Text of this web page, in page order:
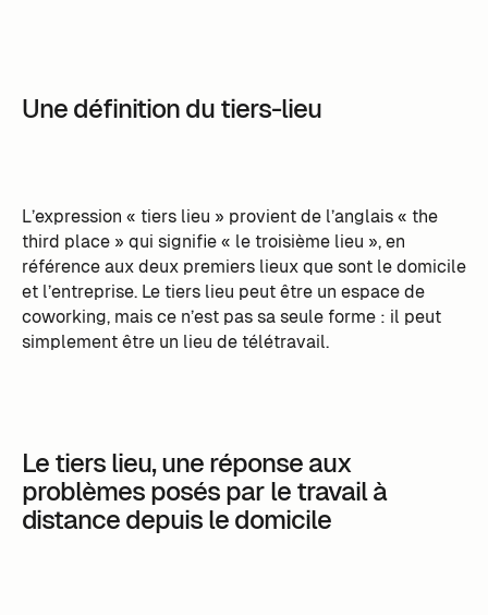
Une définition du tiers-lieu
L’expression « tiers lieu » provient de l’anglais « the
third place » qui signifie « le troisième lieu », en
référence aux deux premiers lieux que sont le domicile
et l’entreprise. Le tiers lieu peut être un espace de
coworking, mais ce n’est pas sa seule forme : il peut
simplement être un lieu de télétravail.
Le tiers lieu, une réponse aux
problèmes posés par le travail à
distance depuis le domicile